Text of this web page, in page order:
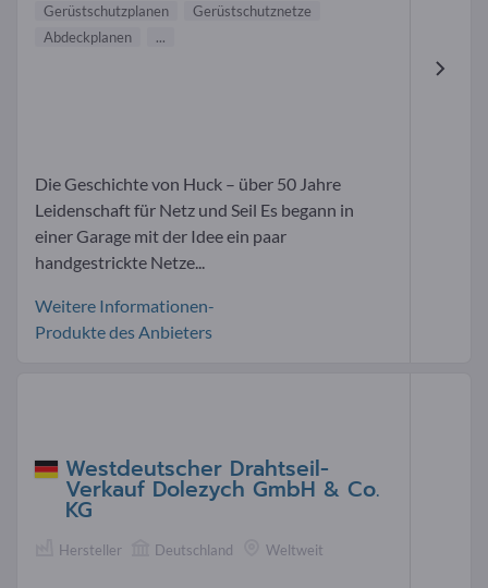
Gerüstschutzplanen
Gerüstschutznetze
Abdeckplanen
...
Die Geschichte von Huck – über 50 Jahre
Leidenschaft für Netz und Seil Es begann in
einer Garage mit der Idee ein paar
handgestrickte Netze...
Weitere Informationen-
Produkte des Anbieters
Westdeutscher Drahtseil-
Verkauf Dolezych GmbH & Co.
KG
Hersteller Deutschland Weltweit